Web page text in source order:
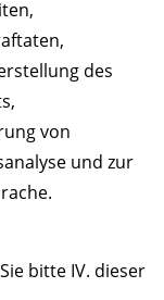
des
von
und zur
bitte IV. dieser